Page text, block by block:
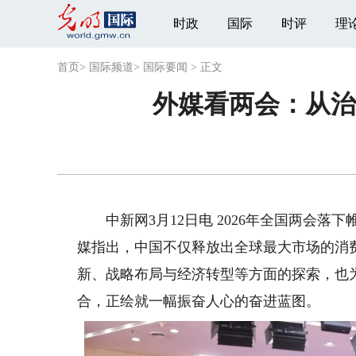
时政 国际 时评 理
首页 > 国际频道> 国际要闻 > 正文
外媒看两会：从
中新网3月12日电 2026年全国两会落下
媒指出，中国不仅释放出全球最大市场的
新、战略布局与经济转型等方面的探索，
合，正绘就一幅振奋人心的奋进蓝图。